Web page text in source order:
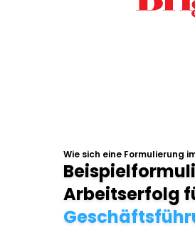
Wie sich eine Formulierung
Arbeitserfolg